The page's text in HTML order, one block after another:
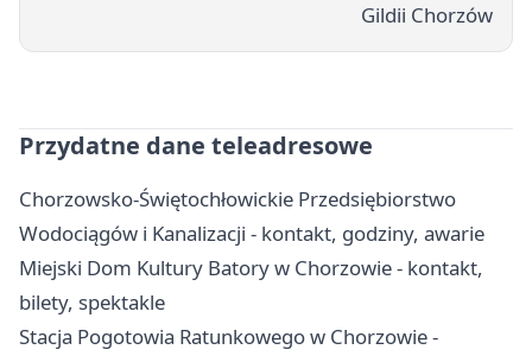
Gildii Chorzów
Przydatne dane teleadresowe
Chorzowsko-Świętochłowickie Przedsiębiorstwo
Wodociągów i Kanalizacji - kontakt, godziny, awarie
Miejski Dom Kultury Batory w Chorzowie - kontakt,
bilety, spektakle
Stacja Pogotowia Ratunkowego w Chorzowie -